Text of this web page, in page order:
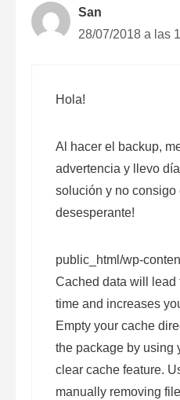
San
28/07/2018 a las
Hola!
Al hacer el backup,
advertencia y llevo
solución y no
desesperante!
public_html/wp-
Cached data will lead
time and increases
Empty your cache
the package by using
clear cache feature.
manually removing